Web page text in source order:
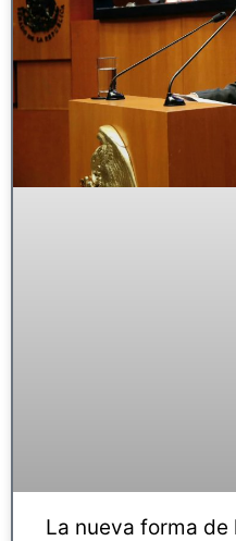
La nueva forma